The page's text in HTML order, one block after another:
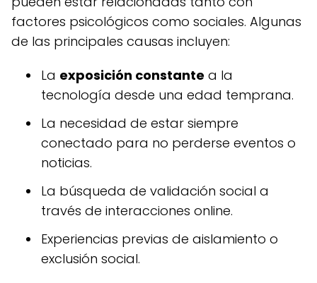
factores psicológicos como sociales. Algunas
de las principales causas incluyen:
La exposición constante a la
tecnología desde una edad temprana.
La necesidad de estar siempre
conectado para no perderse eventos o
noticias.
La búsqueda de validación social a
través de interacciones online.
Experiencias previas de aislamiento o
exclusión social.